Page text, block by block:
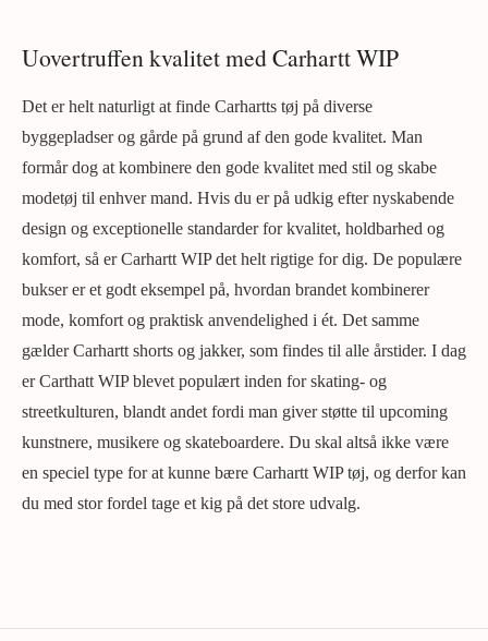
Uovertruffen kvalitet med Carhartt WIP
Det er helt naturligt at finde Carhartts tøj på diverse
byggepladser og gårde på grund af den gode kvalitet. Man
formår dog at kombinere den gode kvalitet med stil og skabe
modetøj til enhver mand. Hvis du er på udkig efter nyskabende
design og exceptionelle standarder for kvalitet, holdbarhed og
komfort, så er Carhartt WIP det helt rigtige for dig. De populære
bukser er et godt eksempel på, hvordan brandet kombinerer
mode, komfort og praktisk anvendelighed i ét. Det samme
gælder Carhartt shorts og jakker, som findes til alle årstider. I dag
er Carthatt WIP blevet populært inden for skating- og
streetkulturen, blandt andet fordi man giver støtte til upcoming
kunstnere, musikere og skateboardere. Du skal altså ikke være
en speciel type for at kunne bære Carhartt WIP tøj, og derfor kan
du med stor fordel tage et kig på det store udvalg.